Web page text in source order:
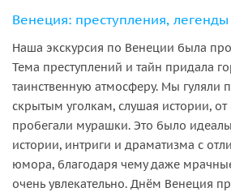
Наша экскурсия по Венеции была
Тема преступлений и тайн придала
таинственную атмосферу. Мы гуляли
скрытым уголкам, слушая истории,
пробегали мурашки. Это было
истории, интриги и драматизма с
юмора, благодаря чему даже
очень увлекательно. Днём Венеция